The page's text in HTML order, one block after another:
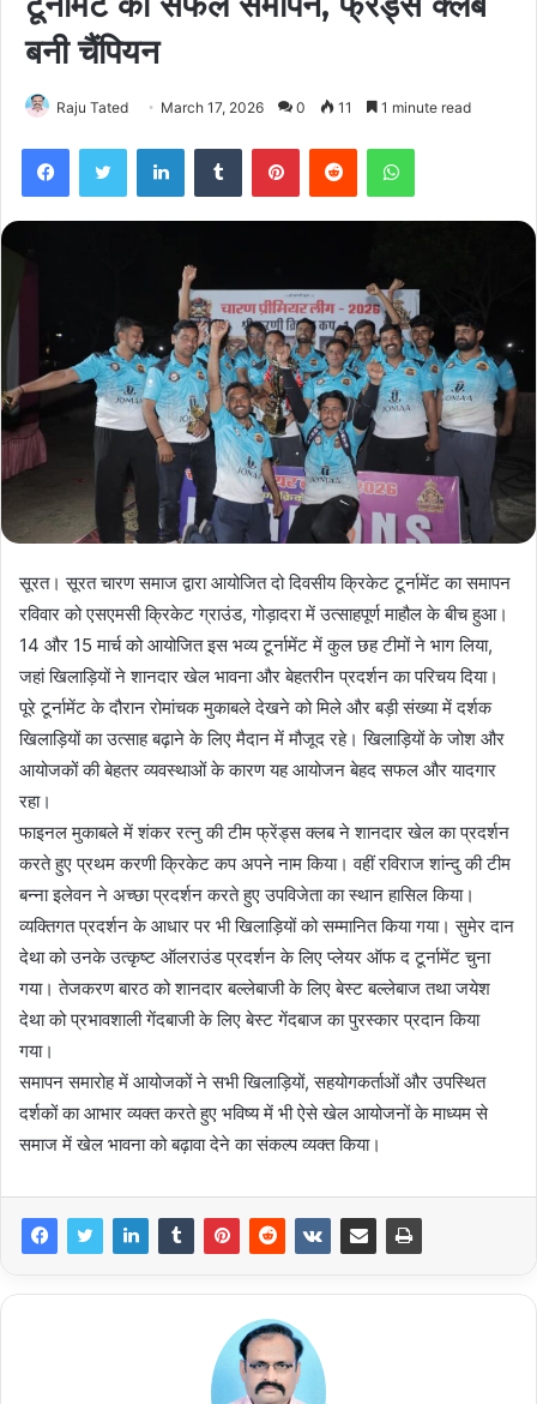
बनी चैंपियन
Raju Tated March 17, 2026 0 11 1 minute read
FacebookTwitter LinkedInTumblr PinterestReddit WhatsApp
सूरत। सूरत चारण समाज द्वारा आयोजित दो दिवसीय क्रिकेट टूर्नामेंट का समापन
रविवार को एसएमसी क्रिकेट ग्राउंड, गोड़ादरा में उत्साहपूर्ण माहौल के बीच हुआ।
14 और 15 मार्च को आयोजित इस भव्य टूर्नामेंट में कुल छह टीमों ने भाग लिया,
जहां खिलाड़ियों ने शानदार खेल भावना और बेहतरीन प्रदर्शन का परिचय दिया।
पूरे टूर्नामेंट के दौरान रोमांचक मुकाबले देखने को मिले और बड़ी संख्या में दर्शक
खिलाड़ियों का उत्साह बढ़ाने के लिए मैदान में मौजूद रहे। खिलाड़ियों के जोश और
आयोजकों की बेहतर व्यवस्थाओं के कारण यह आयोजन बेहद सफल और यादगार
रहा।
फाइनल मुकाबले में शंकर रत्नु की टीम फ्रेंड्स क्लब ने शानदार खेल का प्रदर्शन
करते हुए प्रथम करणी क्रिकेट कप अपने नाम किया। वहीं रविराज शांन्दु की टीम
बन्ना इलेवन ने अच्छा प्रदर्शन करते हुए उपविजेता का स्थान हासिल किया।
व्यक्तिगत प्रदर्शन के आधार पर भी खिलाड़ियों को सम्मानित किया गया। सुमेर दान
देथा को उनके उत्कृष्ट ऑलराउंड प्रदर्शन के लिए प्लेयर ऑफ द टूर्नामेंट चुना
गया। तेजकरण बारठ को शानदार बल्लेबाजी के लिए बेस्ट बल्लेबाज तथा जयेश
देथा को प्रभावशाली गेंदबाजी के लिए बेस्ट गेंदबाज का पुरस्कार प्रदान किया
गया।
समापन समारोह में आयोजकों ने सभी खिलाड़ियों, सहयोगकर्ताओं और उपस्थित
दर्शकों का आभार व्यक्त करते हुए भविष्य में भी ऐसे खेल आयोजनों के माध्यम से
समाज में खेल भावना को बढ़ावा देने का संकल्प व्यक्त किया।